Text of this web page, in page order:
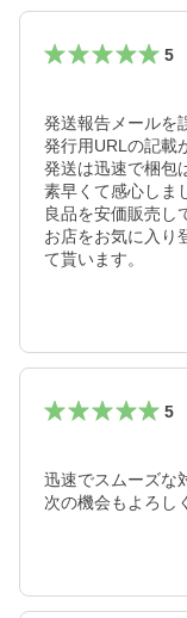
5
発送報告メールを
発行用URLの記載
発送は迅速で梱包
素早くて感心しま
良品を安価販売し
お店をお気に入り
て貰います。
5
迅速でスムーズな
次の機会もよろし